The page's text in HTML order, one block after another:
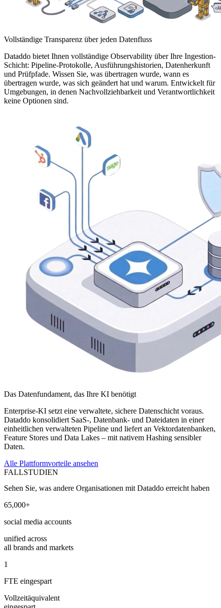
Vollständige Transparenz über jeden Datenfluss
Dataddo bietet Ihnen vollständige Observability über Ihre Ingestion-
Schicht: Pipeline-Protokolle, Ausführungshistorien, Datenherkunft
und Prüfpfade. Wissen Sie, was übertragen wurde, wann es
übertragen wurde, was sich geändert hat und warum. Entwickelt für
Umgebungen, in denen Nachvollziehbarkeit und Verantwortlichkeit
keine Optionen sind.
Das Datenfundament, das Ihre KI benötigt
Enterprise-KI setzt eine verwaltete, sichere Datenschicht voraus.
Dataddo konsolidiert SaaS-, Datenbank- und Dateidaten in einer
einheitlichen verwalteten Pipeline und liefert an Vektordatenbanken,
Feature Stores und Data Lakes – mit nativem Hashing sensibler
Daten.
Alle Plattformvorteile ansehen
FALLSTUDIEN
Sehen Sie, was andere Organisationen mit Dataddo erreicht haben
65,000+
social media accounts
unified across
all brands and markets
1
FTE eingespart
Vollzeitäquivalent